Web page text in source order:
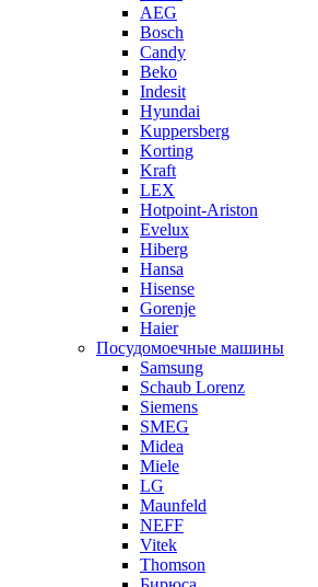
AEG
Bosch
Candy
Beko
Indesit
Hyundai
Kuppersberg
Korting
Kraft
LEX
Hotpoint-Ariston
Evelux
Hiberg
Hansa
Hisense
Gorenje
Haier
Посудомоечные машины
Samsung
Schaub Lorenz
Siemens
SMEG
Midea
Miele
LG
Maunfeld
NEFF
Vitek
Thomson